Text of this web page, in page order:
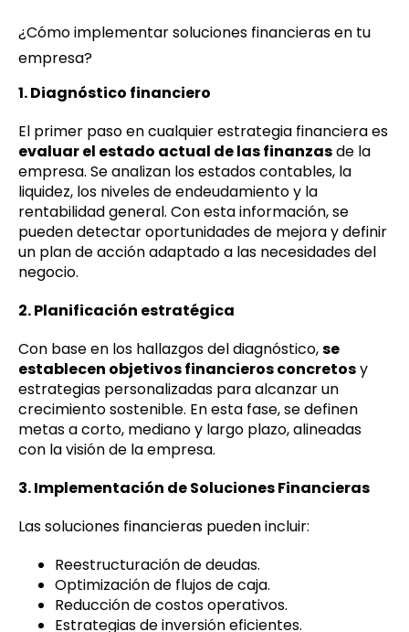
¿Cómo implementar soluciones financieras en tu
empresa?
1. Diagnóstico financiero
El primer paso en cualquier estrategia financiera es
evaluar el estado actual de las finanzasde la
empresa. Se analizan los estados contables, la
liquidez, los niveles de endeudamiento y la
rentabilidad general. Con esta información, se
pueden detectar oportunidades de mejora y definir
un plan de acción adaptado a las necesidades del
negocio.
2. Planificación estratégica
Con base en los hallazgos del diagnóstico,se
establecen objetivos financieros concretosy
estrategias personalizadas para alcanzar un
crecimiento sostenible. En esta fase, se definen
metas a corto, mediano y largo plazo, alineadas
con la visión de la empresa.
3. Implementación de Soluciones Financieras
Las soluciones financieras pueden incluir:
Reestructuración de deudas.
Optimización de flujos de caja.
Reducción de costos operativos.
Estrategias de inversión eficientes.